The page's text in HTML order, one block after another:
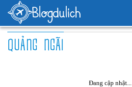
QUẢNG NGÃI
Đang cập nhật...